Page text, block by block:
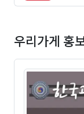
우리가게 홍